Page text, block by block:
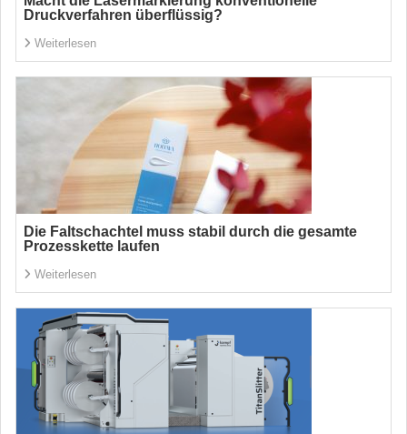
Druckverfahren überflüssig?
Weiterlesen
Die Faltschachtel muss stabil durch die gesamte
Prozesskette laufen
Weiterlesen